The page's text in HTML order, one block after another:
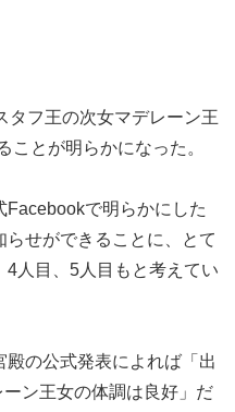
タフ王の次女マデレーン王
ことが明らかになった。
で明らかにした
らせができることに、とて
4人目、5人目もと考えてい
殿の公式発表によれば「出
ン王女の体調は良好」だ